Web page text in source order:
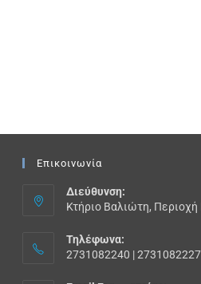
Επικοινωνία
Διεύθυνση:
Κτήριο Βαλιώτη,
Τηλέφωνα:
2731082240 | 2731082227